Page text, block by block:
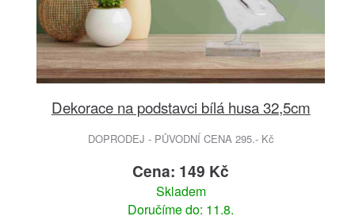
Dekorace na podstavci bílá husa 32,5cm
DOPRODEJ - PŮVODNÍ CENA 295.- Kč
Cena: 149 Kč
Skladem
Doručíme do: 11.8.